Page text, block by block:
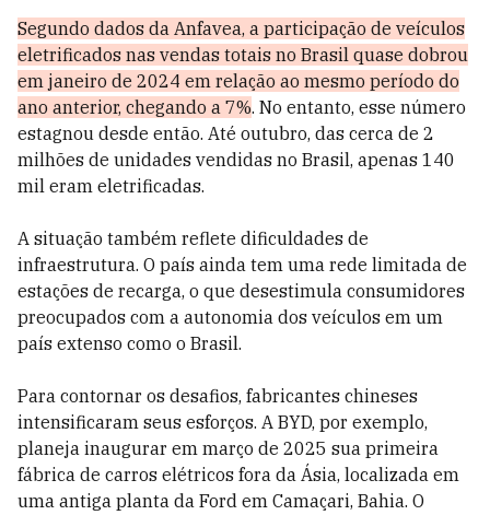
Segundo dados da Anfavea, a participação de veículos
eletrificados nas vendas totais no Brasil quase dobrou
em janeiro de 2024 em relação ao mesmo período do
ano anterior, chegando a 7%. No entanto, esse número
estagnou desde então. Até outubro, das cerca de 2
milhões de unidades vendidas no Brasil, apenas 140
mil eram eletrificadas.
A situação também reflete dificuldades de
infraestrutura. O país ainda tem uma rede limitada de
estações de recarga, o que desestimula consumidores
preocupados com a autonomia dos veículos em um
país extenso como o Brasil.
Para contornar os desafios, fabricantes chineses
intensificaram seus esforços. A BYD, por exemplo,
planeja inaugurar em março de 2025 sua primeira
fábrica de carros elétricos fora da Ásia, localizada em
uma antiga planta da Ford em Camaçari, Bahia. O